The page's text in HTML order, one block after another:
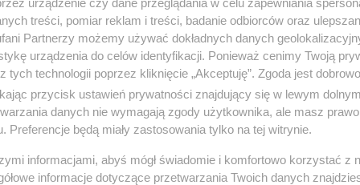
także dokumentacji medycznej przez oba szpitale
Reklama
Powiatowym im. Alfreda Sokołowskiego w
dokumentacji medycznej. Z tego powodu nie
objawami zgłosiła się do placówki leczniczej.
treści, pomiar reklam i treści, badanie odbiorców oraz
Partnerzy możemy używać dokładnych danych
urządzenia do celów identyfikacji. Ponieważ cenimy Twoją
tych technologii poprzez kliknięcie „Akceptuję”. Zgoda jest
przycisk ustawień prywatności znajdujący się w lewym
danych nie wymagają zgody użytkownika, ale masz
Preferencje będą miały zastosowania tylko na tej witrynie.
informacjami, abyś mógł świadomie i komfortowo korzystać z
informacje dotyczące przetwarzania Twoich danych